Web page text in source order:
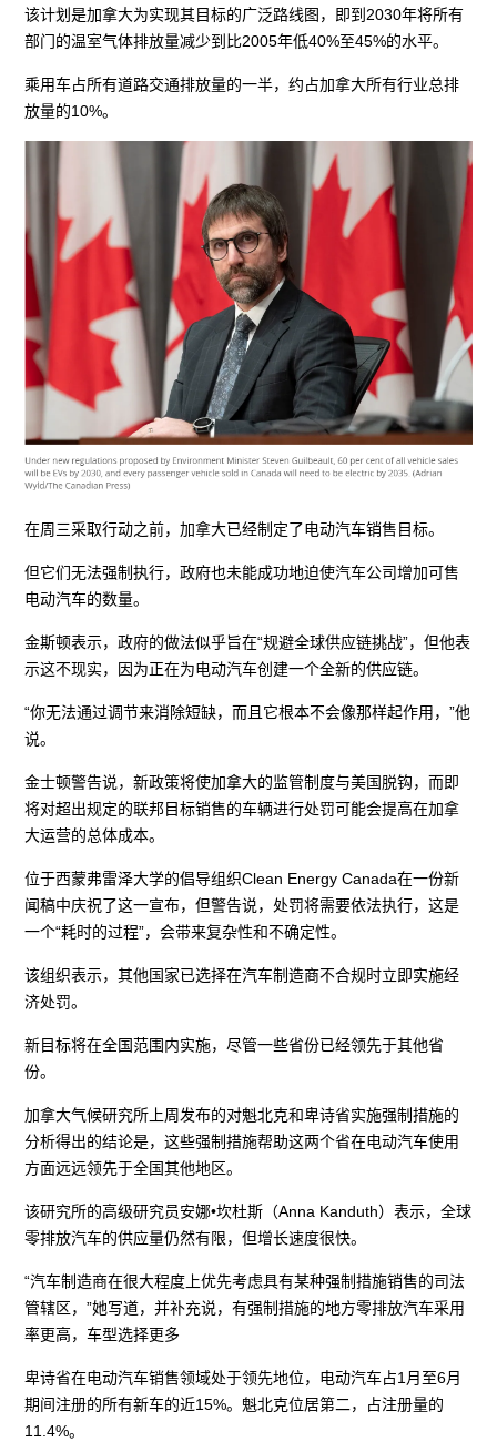
该计划是加拿大为实现其目标的广泛路线图，即到2030年将所有
部门的温室气体排放量减少到比2005年低40%至45%的水平。
乘用车占所有道路交通排放量的一半，约占加拿大所有行业总排
放量的10%。
在周三采取行动之前，加拿大已经制定了电动汽车销售目标。
但它们无法强制执行，政府也未能成功地迫使汽车公司增加可售
电动汽车的数量。
金斯顿表示，政府的做法似乎旨在“规避全球供应链挑战”，但他表
示这不现实，因为正在为电动汽车创建一个全新的供应链。
“你无法通过调节来消除短缺，而且它根本不会像那样起作用，”他
说。
金士顿警告说，新政策将使加拿大的监管制度与美国脱钩，而即
将对超出规定的联邦目标销售的车辆进行处罚可能会提高在加拿
大运营的总体成本。
位于西蒙弗雷泽大学的倡导组织Clean Energy Canada在一份新
闻稿中庆祝了这一宣布，但警告说，处罚将需要依法执行，这是
一个“耗时的过程”，会带来复杂性和不确定性。
该组织表示，其他国家已选择在汽车制造商不合规时立即实施经
济处罚。
新目标将在全国范围内实施，尽管一些省份已经领先于其他省
份。
加拿大气候研究所上周发布的对魁北克和卑诗省实施强制措施的
分析得出的结论是，这些强制措施帮助这两个省在电动汽车使用
方面远远领先于全国其他地区。
该研究所的高级研究员安娜•坎杜斯（Anna Kanduth）表示，全球
零排放汽车的供应量仍然有限，但增长速度很快。
“汽车制造商在很大程度上优先考虑具有某种强制措施销售的司法
管辖区，”她写道，并补充说，有强制措施的地方零排放汽车采用
率更高，车型选择更多
卑诗省在电动汽车销售领域处于领先地位，电动汽车占1月至6月
期间注册的所有新车的近15%。魁北克位居第二，占注册量的
11.4%。